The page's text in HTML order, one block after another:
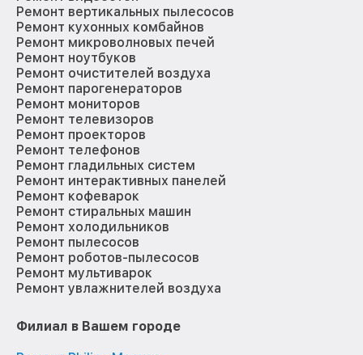
Ремонт вертикальных пылесосов
Ремонт кухонных комбайнов
Ремонт микроволновых печей
Ремонт ноутбуков
Ремонт очистителей воздуха
Ремонт парогенераторов
Ремонт мониторов
Ремонт телевизоров
Ремонт проекторов
Ремонт телефонов
Ремонт гладильных систем
Ремонт интерактивных панелей
Ремонт кофеварок
Ремонт стиральных машин
Ремонт холодильников
Ремонт пылесосов
Ремонт роботов-пылесосов
Ремонт мультиварок
Ремонт увлажнителей воздуха
Филиал в Вашем городе